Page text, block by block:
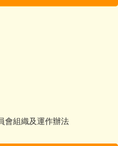
會組織及運作辦法